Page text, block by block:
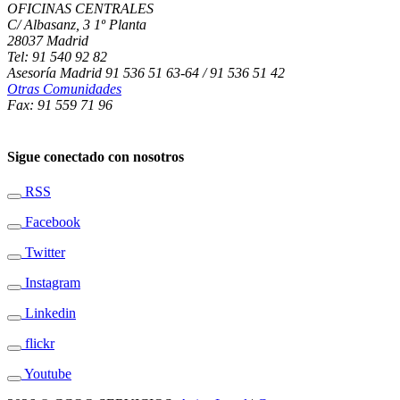
OFICINAS CENTRALES
C/ Albasanz, 3 1º Planta
28037 Madrid
Tel: 91 540 92 82
Asesoría Madrid 91 536 51 63-64 / 91 536 51 42
Otras Comunidades
Fax: 91 559 71 96
Sigue conectado con nosotros
RSS
Facebook
Twitter
Instagram
Linkedin
flickr
Youtube